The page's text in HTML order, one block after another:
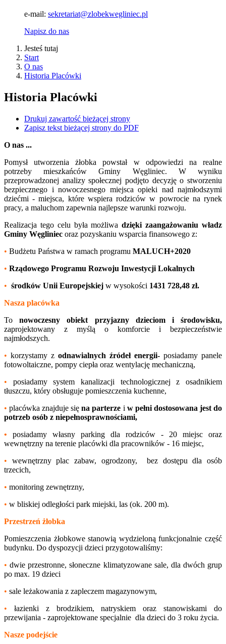
e-mail: sekretariat@zlobekwegliniec.pl
Napisz do nas
Jesteś tutaj
Start
O nas
Historia Placówki
Historia Placówki
Drukuj zawartość bieżącej strony
Zapisz tekst bieżącej strony do PDF
O nas ...
Pomysł utworzenia żłobka powstał w odpowiedzi na realne
potrzeby mieszkańców Gminy Węgliniec. W wyniku
przeprowadzonej analizy społecznej podjęto decyzję o stworzeniu
bezpiecznego i nowoczesnego miejsca opieki nad najmłodszymi
dziećmi - miejsca, które wspiera rodziców w powrocie na rynek
pracy, a maluchom zapewnia najlepsze warunki rozwoju.
Realizacja tego celu była możliwadzięki zaangażowaniu władz
Gminy Węgliniec oraz pozyskaniu wsparcia finansowego z:
• Budżetu Państwa w ramach programu MALUCH+2020
• Rządowego Programu Rozwoju Inwestycji Lokalnych
• środków Unii Europejskiej w wysokości 1431 728,48 zł.
Nasza placówka
Tonowoczesny obiekt przyjazny dzieciom i środowisku,
zaprojektowany z myślą o komforcie i bezpieczeństwie
najmłodszych.
• korzystamy z odnawialnych źródeł energii- posiadamy panele
fotowoltaiczne, pompy ciepła oraz wentylację mechaniczną,
• posiadamy system kanalizacji technologicznej z osadnikiem
tłuszczu, który obsługuje pomieszczenia kuchenne,
• placówka znajduje sięna parterze i w pełni dostosowana jest do
potrzeb osób z niepełnosprawnościami,
•
posiadamy własny parking dla rodziców - 20 miejsc oraz
wewnętrzny na terenie placówki dla pracowników - 16 miejsc,
• wewnętrzny plac zabaw, ogrodzony, bez dostępu dla osób
trzecich,
• monitoring zewnętrzny,
• w bliskiej odległości park miejski, las (ok. 200 m).
Przestrzeń żłobka
Pomieszczenia żłobkowe stanowią wydzieloną funkcjonalnie część
budynku. Do dyspozycji dzieci przygotowaliśmy:
• dwie przestronne, słoneczne klimatyzowane sale, dla dwóch grup
po max. 19 dzieci
• sale leżakowania z zapleczem magazynowym,
• łazienki z brodzikiem, natryskiem oraz stanowiskami do
przewijania - zaprojektowane specjalnie dla dzieci do 3 roku życia.
Nasze podejście